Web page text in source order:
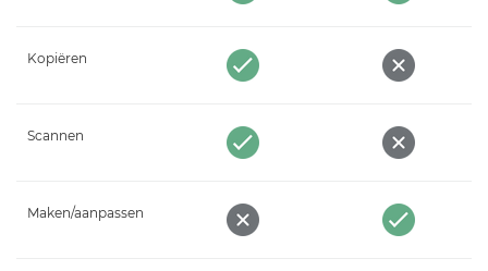
Kopiëren
Scannen
Maken/aanpassen